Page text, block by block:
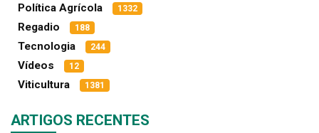
Política Agrícola 1332
Regadio 188
Tecnologia 244
Vídeos 12
Viticultura 1381
ARTIGOS RECENTES